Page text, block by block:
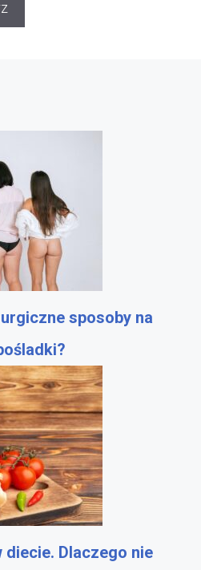
sposoby na
diecie. Dlaczego nie